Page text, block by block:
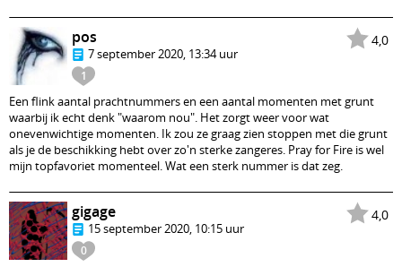
4,0
1
pos
7 september 2020, 13:34 uur
Een flink aantal prachtnummers en een aantal momenten met grunt
waarbij ik echt denk "waarom nou". Het zorgt weer voor wat
onevenwichtige momenten. Ik zou ze graag zien stoppen met die grunt
als je de beschikking hebt over zo'n sterke zangeres. Pray for Fire is wel
mijn topfavoriet momenteel. Wat een sterk nummer is dat zeg.
4,0
0
gigage
15 september 2020, 10:15 uur